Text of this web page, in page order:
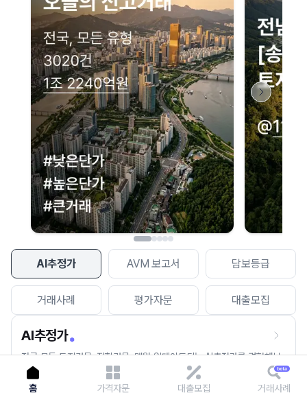
AI추정가 AVM 보고서 담보등급
거래사례 평가자문 대출모집
AI추정가
전국 모든 토지건물, 집합건물, 매월 업데이트되는 AI추정가를 경험해보
세요.
네이버 지도 연결 안내
현재 네이버 지도 연결이 원활하지 않아 지도를 불러올 수 없습니다.
이용에 불편을 드려 죄송합니다.
다시 시도
홈 가격자문 대출모집 거래사례